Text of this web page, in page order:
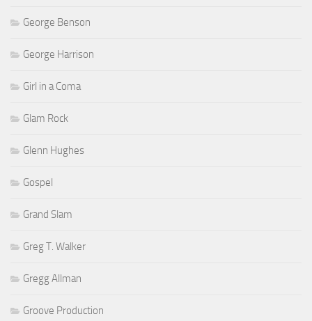
George Benson
George Harrison
Girl in a Coma
Glam Rock
Glenn Hughes
Gospel
Grand Slam
Greg T. Walker
Gregg Allman
Groove Production